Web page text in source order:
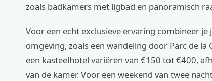
zoals badkamers met ligbad en panoramisch
Voor een echt exclusieve ervaring combineer
omgeving, zoals een wandeling door Parc de la
een kasteelhotel variëren van €150 tot €400,
van de kamer. Voor een weekend van twee